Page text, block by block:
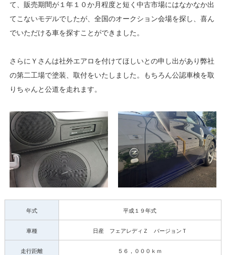
て、販売期間が１年１０か月程度と短く中古市場にはなかなか出
てこないモデルでしたが、全国のオークション会場を探し、喜ん
でいただける車を探すことができました。
さらにＹさんは社外エアロを付けてほしいとの申し出があり弊社
の第二工場で塗装、取付をいたしました。もちろん公認車検を取
りちゃんと公道を走れます。
年式 平成１９年式
車種 日産 フェアレディＺ バージョンＴ
走行距離 ５６，０００ｋｍ